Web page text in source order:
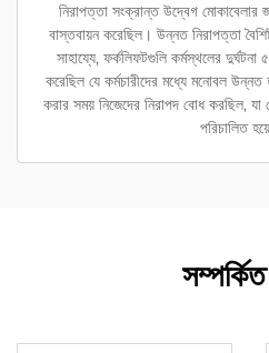
নিরাপত্তা সংক্রান্ত উদ্বেগ
বাস্তবায়ন করেছিল। উন্নত নিরাপত্তা
সাহায্যে, ফর্কলিফটগুলি কর্মস্থলের
করেছিল যে কর্মচারীদের মধ্যে মনোবল উন্নত
করার সময় নিজেদের নিরাপদ বোধ করছিল, যা
পরিচালিত